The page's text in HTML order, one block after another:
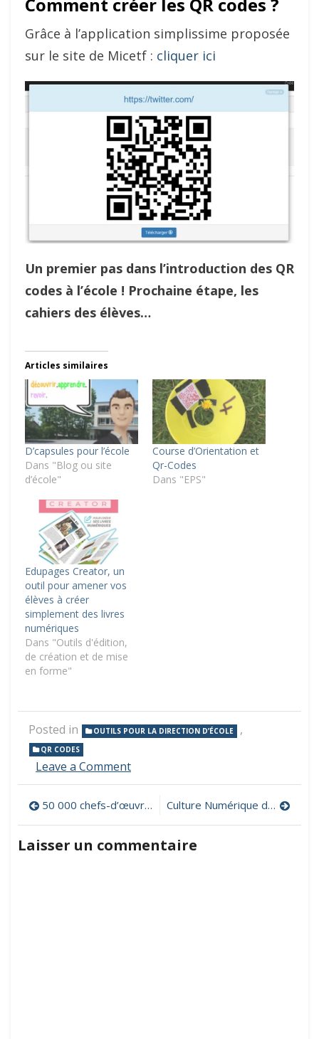
Comment créer les QR codes ?
Grâce à l’application simplissime proposée
sur le site de Micetf : cliquer ici
Un premier pas dans l’introduction des QR
codes à l’école ! Prochaine étape, les
cahiers des élèves…
Articles similaires
D’capsules pour l’école
Dans "Blog ou site
d’école"
Course d’Orientation et
Qr-Codes
Dans "EPS"
Edupages Creator, un
outil pour amener vos
élèves à créer
simplement des livres
numériques
Dans "Outils d'édition,
de création et de mise
en forme"
Posted in OUTILS POUR LA DIRECTION D’ÉCOLE ,
QR CODES
Leave a Commenton
codes
pour
informer
les
Navigation
de
l’article
50 000 chefs-d’œuvre de la peinture en téléchargement gratuit Culture Numérique de l’enseignant, droits et obligations
Laisser un commentaire